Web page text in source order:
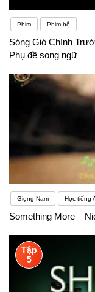
Phim Phim bộ
Sóng Gió Chính
Phụ đề song ngữ
Giọng Nam Học tiếng
Something More –
Tập
5